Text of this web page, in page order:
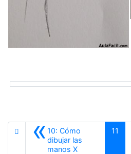
«10: Cómo
dibujar las
manos XAnterior
11